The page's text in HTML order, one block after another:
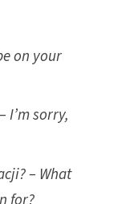
on your
I’m sorry,
– What